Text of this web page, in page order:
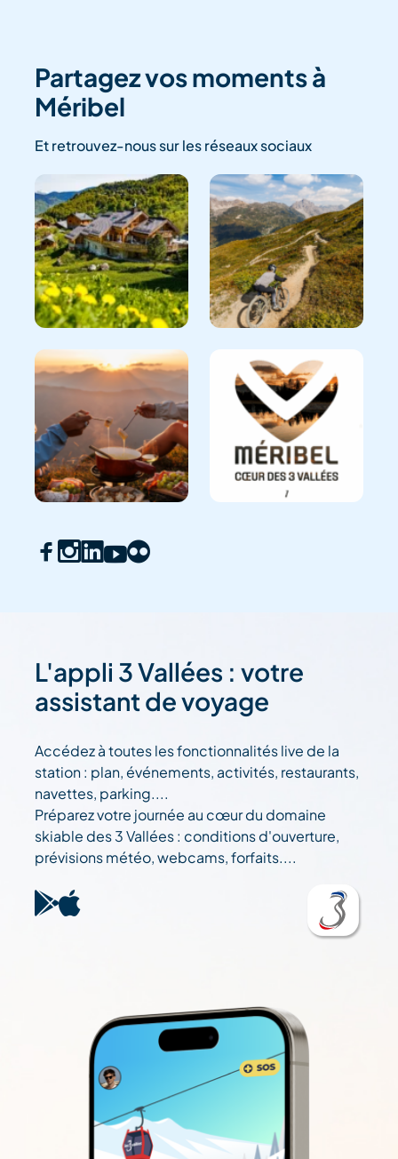
Partagez vos moments à
Méribel
Et retrouvez-nous sur les réseaux sociaux
L'appli 3 Vallées : votre
assistant de voyage
Accédez à toutes les fonctionnalités live de la
station : plan, événements, activités, restaurants,
navettes, parking....
Préparez votre journée au cœur du domaine
skiable des 3 Vallées : conditions d'ouverture,
prévisions météo, webcams, forfaits....